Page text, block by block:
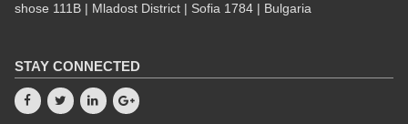
shose 111B | Mladost District | Sofia 1784 | Bulgaria
STAY CONNECTED